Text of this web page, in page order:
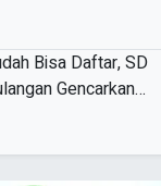
Bisa Daftar, SD
Gencarkan